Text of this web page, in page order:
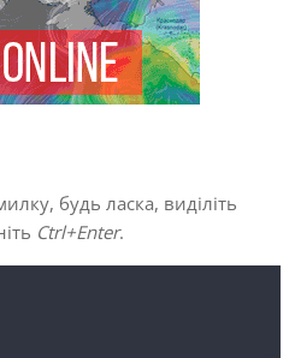
будь ласка, виділіть
Ctrl+Enter.